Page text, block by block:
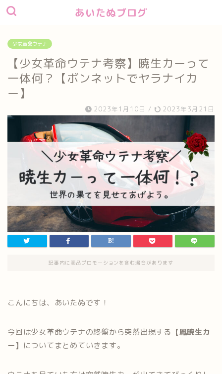
あいたぬブログ
少女革命ウテナ
【少女革命ウテナ考察】暁生カーって
一体何？【ボンネットでヤラナイカ
ー】
2023年1月10日 / 2023年3月21日
記事内に商品プロモーションを含む場合があります
こんにちは、あいたぬです！
今回は少女革命ウテナの終盤から突然出現する 【鳳暁生カ
ー】 についてまとめていきます。